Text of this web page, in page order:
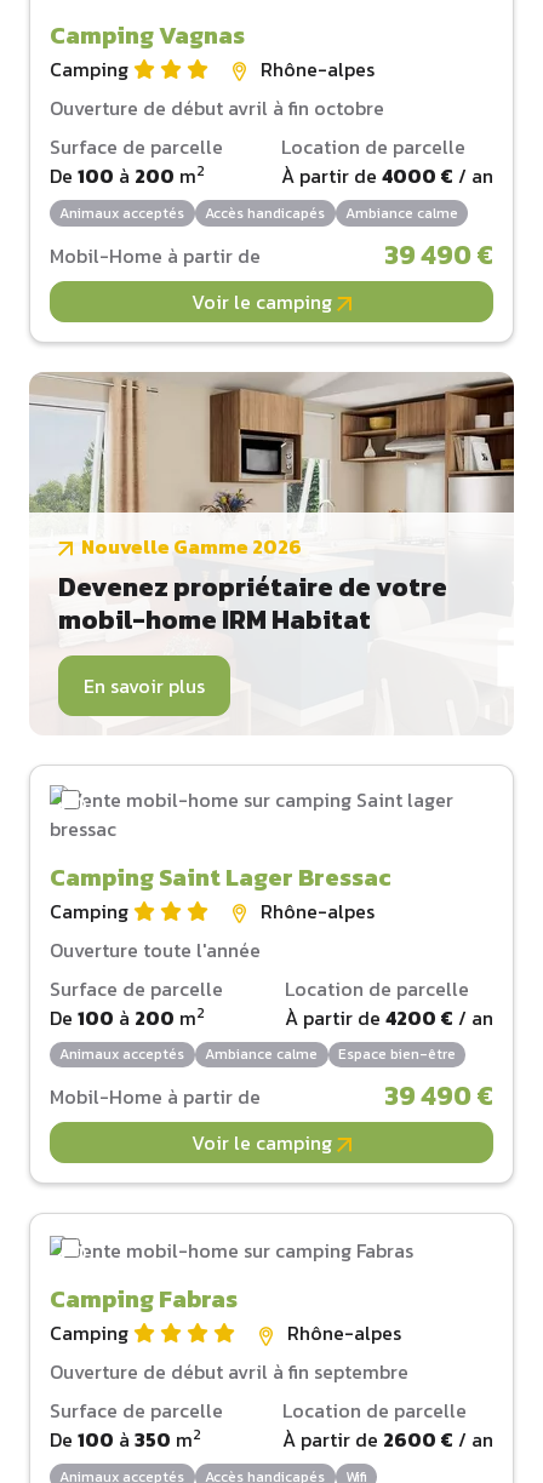
Camping Vagnas
Camping
Rhône-alpes
Ouverture de début avril à fin octobre
Surface de parcelle
De 100 à 200 m2
Location de parcelle
À partir de 4000 € / an
Animaux acceptés Accès handicapés Ambiance calme
Mobil-Home à partir de 39 490 €
Voir le camping
Nouvelle Gamme 2026
Devenez propriétaire de votre
mobil-home IRM Habitat
En savoir plus
Camping Saint Lager Bressac
Camping
Rhône-alpes
Ouverture toute l'année
Surface de parcelle
De 100 à 200 m2
Location de parcelle
À partir de 4200 € / an
Animaux acceptés Ambiance calme Espace bien-être
Mobil-Home à partir de 39 490 €
Voir le camping
Camping Fabras
Camping
Rhône-alpes
Ouverture de début avril à fin septembre
Surface de parcelle
De 100 à 350 m2
Location de parcelle
À partir de 2600 € / an
Animaux acceptés Accès handicapés Wifi